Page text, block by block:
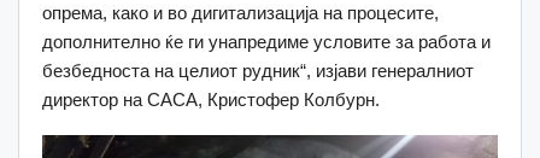
опрема, како и во дигитализација на процесите,
дополнително ќе ги унапредиме условите за работа и
безбедноста на целиот рудник“, изјави генералниот
директор на САСА, Кристофер Колбурн.